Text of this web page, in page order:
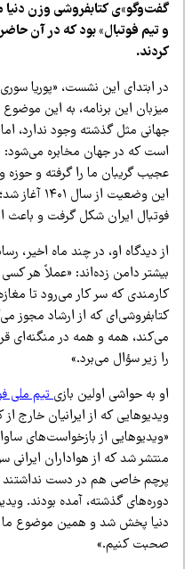
کتابفروشی وزن دنیا
تیم فوتبال» بود که در آن
ابتدای این نشست، «پوریا سوری»،
این برنامه، به این موضوع
مثل گذشته وجود ندارد، اما
که در جهان مخابره می‌شود:
گریبان ما را گرفته و حوزه ورزش
این وضعیت از سال
ایران شکل گرفت و باعث ایجاد
دیدگاه او، در چند ماه اخیر،
دامن زده‌اند: «عملاً هر کسی که
که سر کار می‌رود تا
که از ارشاد مجوز می‌گیرد
همه و همه در منگنه‌ای قرار
زیر سؤال می‌برد.»
به حواشی اولین بازیتیم ملی فوتبال
که از ایرانیان خارج از
از بازخواست‌های
شد که از هواداران ایرانی سؤال
خاصی هم در دست نداشتند و با
گذشته، آمده بودند.
پخش شد و همین موضوع ما را به
کنیم.»